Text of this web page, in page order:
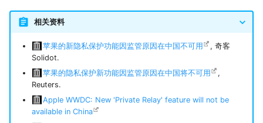
相关资料
苹果的新隐私保护功能因监管原因在中国不可用
, 奇客
Solidot.
苹果的隐私保护新功能因监管原因在中国将不可用
,
Reuters.
Apple WWDC: New 'Private Relay' feature will not be
available in China